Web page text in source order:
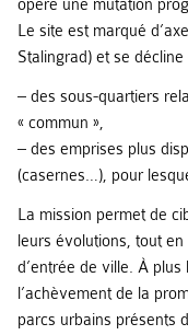
opère une mutation
Le site est marqué
Stalingrad) et se
– des sous-quartiers
« commun »,
– des emprises plus
(casernes…), pour
La mission permet de
leurs évolutions, tout
d’entrée de ville. À
l’achèvement de la
parcs urbains présents